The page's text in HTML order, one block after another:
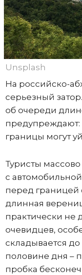
Unsplash
На российско-
серьезный
об очереди
предупреждают:
границы могут
Туристы
с
перед границей
длинная
практически не
очевидцев,
складывается до
половине дня –
пробка